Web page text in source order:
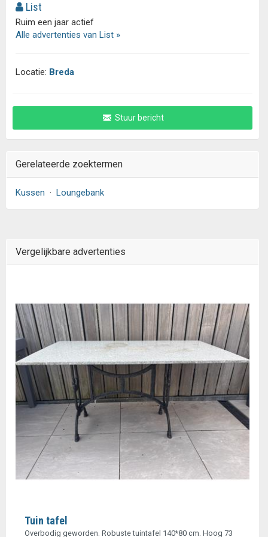
List
Ruim een jaar actief
Alle advertenties van List »
Locatie: Breda
Stuur bericht
Gerelateerde zoektermen
Kussen · Loungebank
Vergelijkbare advertenties
Tuin tafel
Overbodig geworden. Robuste tuintafel 140*80 cm. Hoog 73